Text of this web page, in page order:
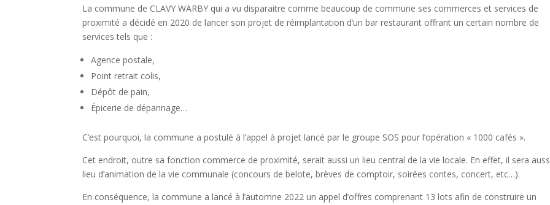
La commune de CLAVY WARBY qui a vu disparaitre comme beaucoup de commune ses commerces et services de
proximité a décidé en 2020 de lancer son projet de réimplantation d’un bar restaurant offrant un certain nombre de
services tels que :
Agence postale,
Point retrait colis,
Dépôt de pain,
Épicerie de dépannage…
C’est pourquoi, la commune a postulé à l’appel à projet lancé par le groupe SOS pour l’opération « 1000 cafés ».
Cet endroit, outre sa fonction commerce de proximité, serait aussi un lieu central de la vie locale. En effet, il sera
lieu d’animation de la vie communale (concours de belote, brèves de comptoir, soirées contes, concert, etc…).
En conséquence, la commune a lancé à l’automne 2022 un appel d’offres comprenant 13 lots afin de construire un